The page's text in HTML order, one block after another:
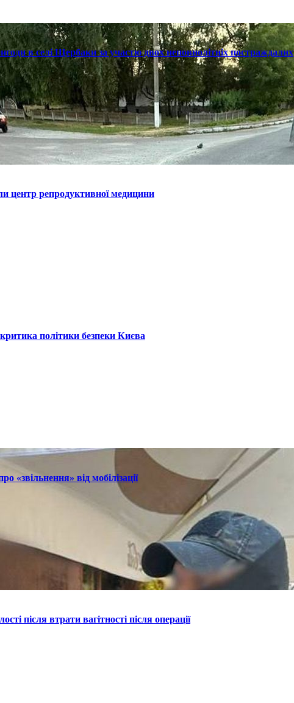
в селі Щербаки за участю двох неповнолітніх постраждалих
центр репродуктивної медицини
критика політики безпеки Києва
«звільнення» від мобілізації
після втрати вагітності після операції